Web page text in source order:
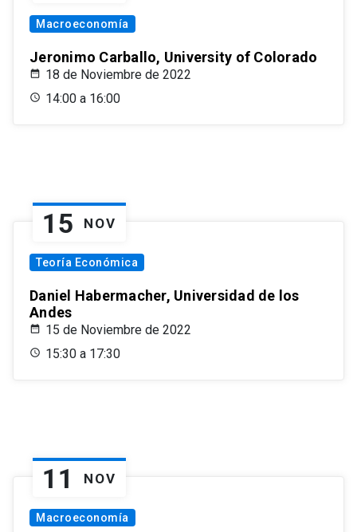
Macroeconomía
Jeronimo Carballo, University of Colorado
18 de Noviembre de 2022
14:00 a 16:00
15 NOV
Teoría Económica
Daniel Habermacher, Universidad de los
Andes
15 de Noviembre de 2022
15:30 a 17:30
11 NOV
Macroeconomía